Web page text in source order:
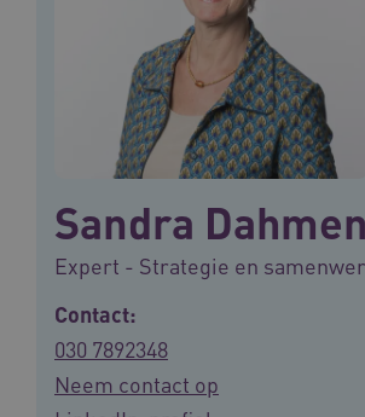
Sandra Dahmen
Expert - Strategie en
Contact:
030 7892348
Neem contact op